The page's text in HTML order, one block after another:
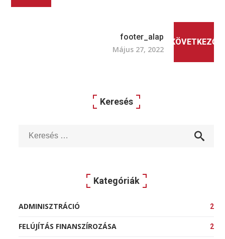
footer_alap
Május 27, 2022
KÖVETKEZŐ
Keresés
Kategóriák
ADMINISZTRÁCIÓ 2
FELÚJÍTÁS FINANSZÍROZÁSA 2